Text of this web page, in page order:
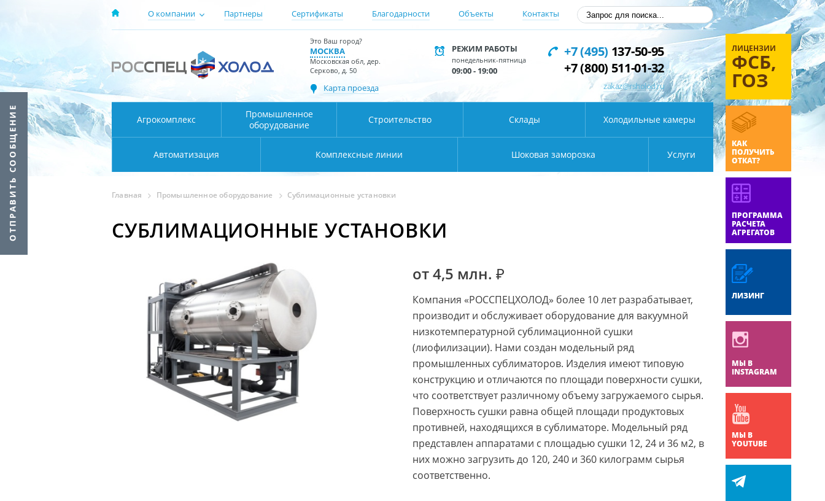
О компании Партнеры Сертификаты Благодарности Объекты Контакты
Это Ваш город?
МОСКВА
Московская обл, дер.
Серково, д. 50
Карта проезда
РЕЖИМ РАБОТЫ
понедельник-пятница
09:00 - 19:00
+7 (495) 137-50-95
+7 (800) 511-01-32
zakaz@rsholod.ru
Агрокомплекс
Промышленное
оборудование
Строительство Склады Холодильные камеры
Автоматизация Комплексные линии Шоковая заморозка Услуги
ЛИЦЕНЗИИ
ФСБ,
ГОЗ
КАК
ПОЛУЧИТЬ
ОТКАТ?
ПРОГРАММА
РАСЧЕТА
АГРЕГАТОВ
ЛИЗИНГ
МЫ В
INSTAGRAM
МЫ В
YOUTUBE
Главная Промышленное оборудование Сублимационные установки
СУБЛИМАЦИОННЫЕ УСТАНОВКИ
от 4,5 млн. ₽
Компания «РОССПЕЦХОЛОД» более 10 лет разрабатывает,
производит и обслуживает оборудование для вакуумной
низкотемпературной сублимационной сушки
(лиофилизации). Нами создан модельный ряд
промышленных сублиматоров. Изделия имеют типовую
конструкцию и отличаются по площади поверхности сушки,
что соответствует различному объему загружаемого сырья.
Поверхность сушки равна общей площади продуктовых
противней, находящихся в сублиматоре. Модельный ряд
представлен аппаратами с площадью сушки 12, 24 и 36 м2, в
них можно загрузить до 120, 240 и 360 килограмм сырья
соответственно.